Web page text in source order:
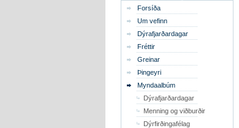
Forsíða
Um vefinn
Dýrafjarðardagar
Fréttir
Greinar
Þingeyri
Myndaalbúm
Dýrafjarðardagar
Menning og viðburðir
Dýrfirðingafélag